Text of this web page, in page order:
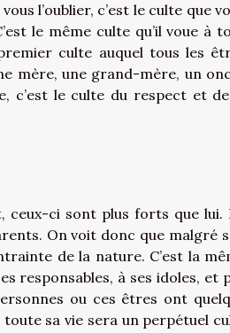
l’oublier, c’est le culte que
le même culte qu’il voue à
culte auquel tous les
mère, une grand-mère, un
c’est le culte du respect et
ceux-ci sont plus forts que lui.
On voit donc que malgré
de la nature. C’est la
responsables, à ses idoles, et
ou ces êtres ont
sa vie sera un perpétuel